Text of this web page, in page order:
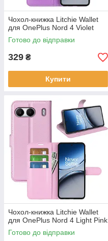
Чохол-книжка Litchie Wallet
для OnePlus Nord 4 Violet
Готово до відправки
329 ₴
Купити
Чохол-книжка Litchie Wallet
для OnePlus Nord 4 Light Pink
Готово до відправки